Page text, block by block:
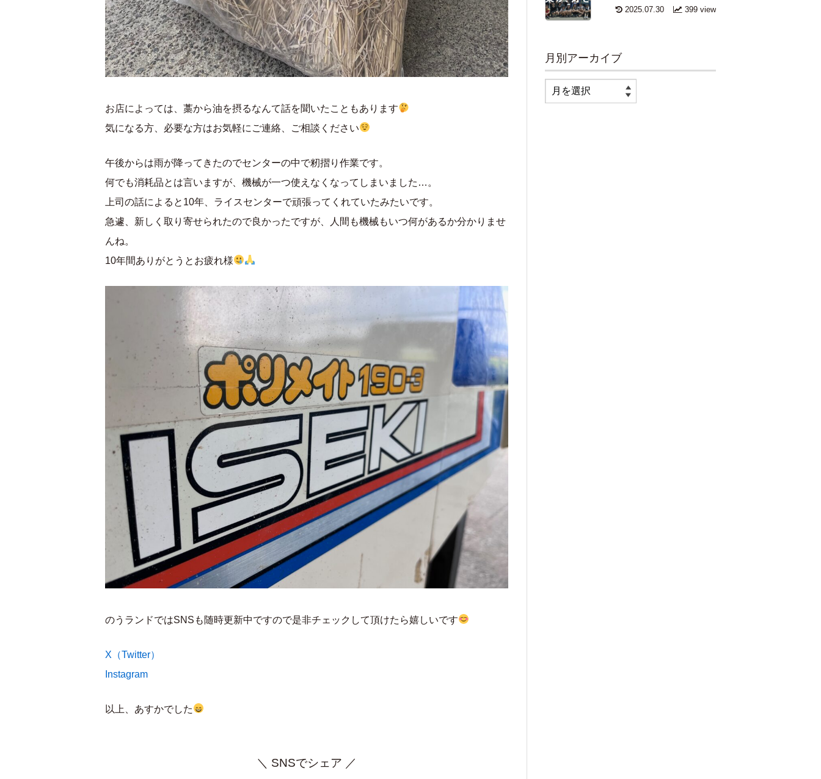
お店によっては、藁から油を摂るなんて話を聞いたこともあります
気になる方、必要な方はお気軽にご連絡、ご相談ください
午後からは雨が降ってきたのでセンターの中で籾摺り作業です。
何でも消耗品とは言いますが、機械が一つ使えなくなってしまいました…。
上司の話によると10年、ライスセンターで頑張ってくれていたみたいです。
急遽、新しく取り寄せられたので良かったですが、人間も機械もいつ何があるか分かりませ
んね。
10年間ありがとうとお疲れ様
のうランドではSNSも随時更新中ですので是非チェックして頂けたら嬉しいです
X（Twitter）
Instagram
以上、あすかでした
＼ SNSでシェア ／
399 view
2025.07.30
月別アーカイブ